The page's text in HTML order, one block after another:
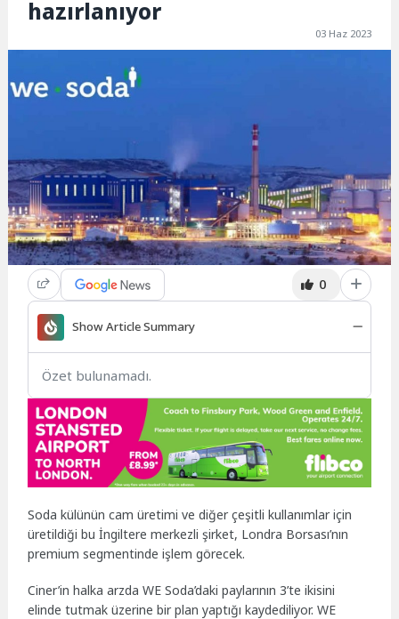
hazırlanıyor
03 Haz 2023
0
Show Article Summary
Özet bulunamadı.
Soda külünün cam üretimi ve diğer çeşitli kullanımlar için
üretildiği bu İngiltere merkezli şirket, Londra Borsası’nın
premium segmentinde işlem görecek.
Ciner’in halka arzda WE Soda’daki paylarının 3’te ikisini
elinde tutmak üzerine bir plan yaptığı kaydediliyor. WE